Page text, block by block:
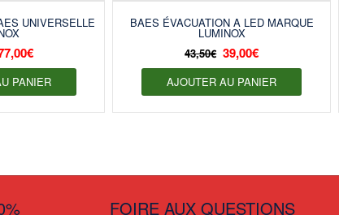
UNIVERSELLE
€
PANIER
BAES ÉVACUATION A LED MARQUE
LUMINOX
43,50€ 39,00€
AJOUTER AU PANIER
FOIRE AUX QUESTIONS